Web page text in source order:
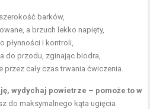
barków,
a brzuch lekko napięty,
płynności i kontroli,
do przodu, zginając biodra,
cały czas trwania ćwiczenia.
wydychaj powietrze – pomoże to w
do maksymalnego kąta ugięcia